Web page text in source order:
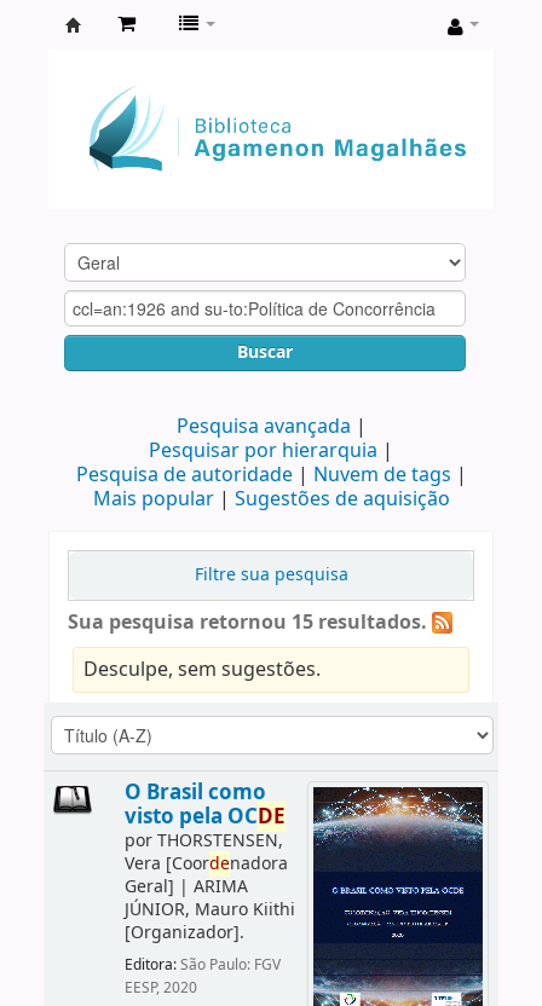
Agamenon
Magalhães
Buscar
Pesquisa avançada
Pesquisar por hierarquia
Pesquisa de autoridade
Nuvem de tags
Mais popular
Sugestões de aquisição
Filtre sua pesquisa
Sua pesquisa retornou 15 resultados.
Desculpe, sem sugestões.
O Brasil como
visto pela OCDE
porTHORSTENSEN,
Vera [Coordenadora
Geral] | ARIMA
JÚNIOR, Mauro Kiithi
[Organizador].
Editora:São Paulo: FGV
EESP, 2020